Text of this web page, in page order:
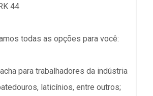
44
todas as opções para você:
para trabalhadores da indústria
laticínios, entre outros;